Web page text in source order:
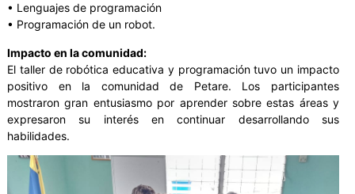
• Lenguajes de programación
• Programación de un robot.
Impacto en la comunidad:
El taller de robótica educativa y programación tuvo un impacto
positivo en la comunidad de Petare. Los participantes
mostraron gran entusiasmo por aprender sobre estas áreas y
expresaron su interés en continuar desarrollando sus
habilidades.